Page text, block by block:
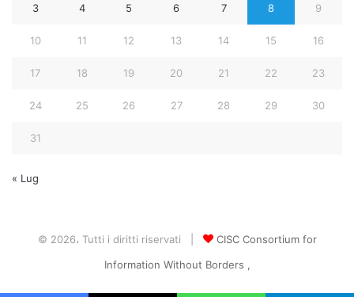
3 4 5 6 7 8 9
10 11 12 13 14 15 16
17 18 19 20 21 22 23
24 25 26 27 28 29 30
31
« Lug
© 2026، Tutti i diritti riservati |
CISC Consortium for
Information Without Borders ,